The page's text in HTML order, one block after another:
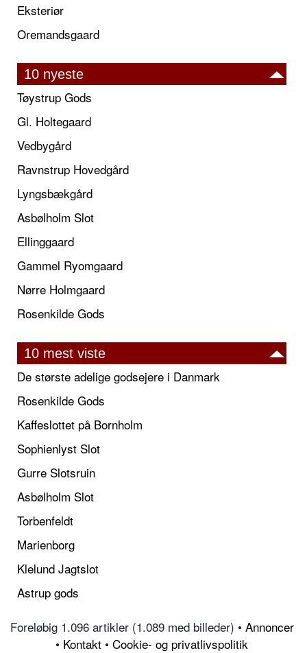
Eksteriør
Oremandsgaard
10 nyeste
Tøystrup Gods
Gl. Holtegaard
Vedbygård
Ravnstrup Hovedgård
Lyngsbækgård
Asbølholm Slot
Ellinggaard
Gammel Ryomgaard
Nørre Holmgaard
Rosenkilde Gods
10 mest viste
De største adelige godsejere i Danmark
Rosenkilde Gods
Kaffeslottet på Bornholm
Sophienlyst Slot
Gurre Slotsruin
Asbølholm Slot
Torbenfeldt
Marienborg
Klelund Jagtslot
Astrup gods
Foreløbig 1.096 artikler (1.089 med billeder) • Annoncer
• Kontakt • Cookie- og privatlivspolitik